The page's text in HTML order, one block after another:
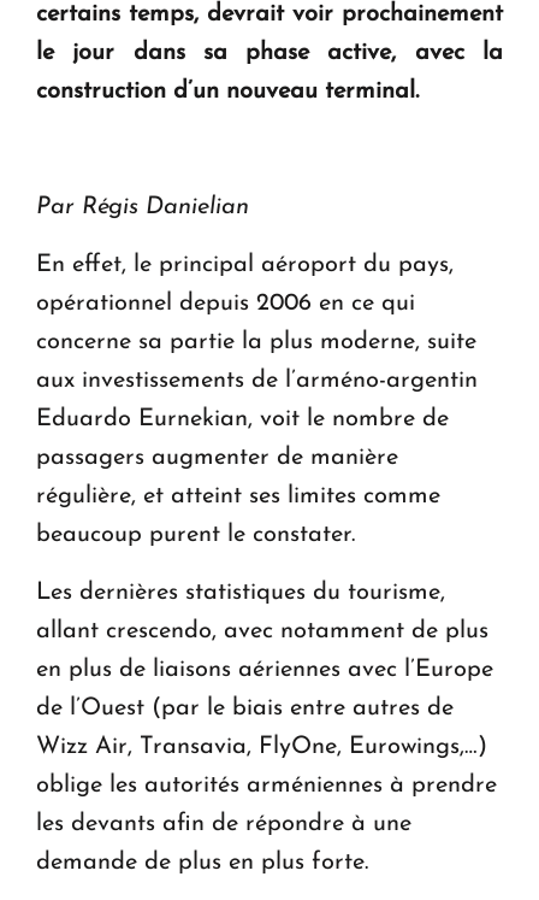
Le premier hôtel Hyatt Regency d'Arménie
ouvrira ses portes à Dilijan
certains temps, devrait voir prochainement
le jour dans sa phase active, avec la
construction d’un nouveau terminal.
Par Régis Danielian
En effet, le principal aéroport du pays,
opérationnel depuis 2006 en ce qui
concerne sa partie la plus moderne, suite
aux investissements de l’arméno-argentin
Eduardo Eurnekian, voit le nombre de
passagers augmenter de manière
régulière, et atteint ses limites comme
beaucoup purent le constater.
Les dernières statistiques du tourisme,
allant crescendo, avec notamment de plus
en plus de liaisons aériennes avec l’Europe
de l’Ouest (par le biais entre autres de
Wizz Air, Transavia, FlyOne, Eurowings,…)
oblige les autorités arméniennes à prendre
les devants afin de répondre à une
demande de plus en plus forte.